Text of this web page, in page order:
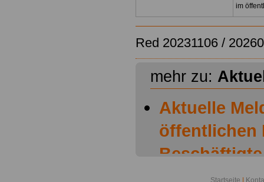
im
Red 20231106 /
mehr zu:
Aktuelle
öffentlichen